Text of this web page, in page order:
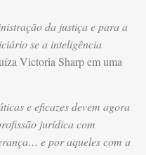
da justiça e para a
se a inteligência
Victoria Sharp em uma
e eficazes devem agora
jurídica com
e por aqueles com a